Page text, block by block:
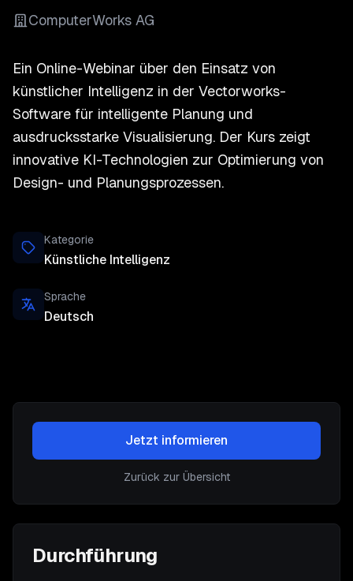
ComputerWorks AG
Ein Online-Webinar über den Einsatz von
künstlicher Intelligenz in der Vectorworks-
Software für intelligente Planung und
ausdrucksstarke Visualisierung. Der Kurs zeigt
innovative KI-Technologien zur Optimierung von
Design- und Planungsprozessen.
Kategorie
Künstliche Intelligenz
Sprache
Deutsch
Jetzt informieren
Zurück zur Übersicht
Durchführung